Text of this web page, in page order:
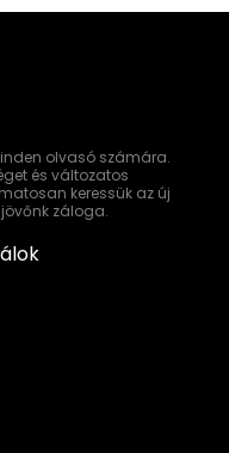
olvasó számára.
és változatos
keressük az új
záloga.